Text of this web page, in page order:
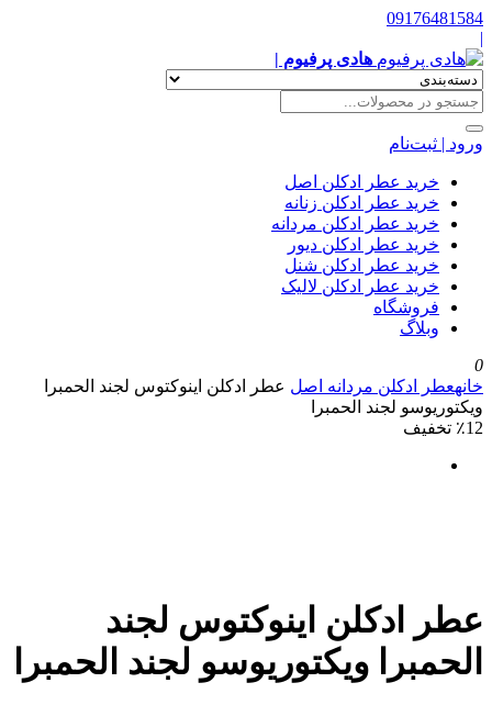
09176481584
|
هادی پرفیوم |
ورود | ثبت‌نام
خرید عطر ادکلن اصل
خرید عطر ادکلن زنانه
خرید عطر ادکلن مردانه
خرید عطر ادکلن دیور
خرید عطر ادکلن شنل
خرید عطر ادکلن لالیک
فروشگاه
وبلاگ
0
خانهعطر ادکلن مردانه اصل عطر ادکلن اینوکتوس لجند الحمبرا
ویکتوریوسو لجند الحمبرا
٪12 تخفیف
عطر ادکلن اینوکتوس لجند
الحمبرا ویکتوریوسو لجند الحمبرا